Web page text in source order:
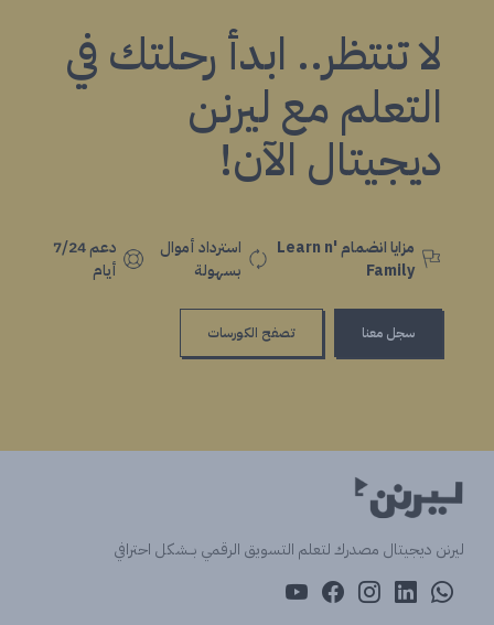
لا تنتظر.. ابدأ رحلتك في
التعلم مع ليرنن
ديجيتال الآن!
مزايا انضمام Learn n'
Family
استرداد أموال
بسهولة
دعم 7/24
أيام
سجل معنا تصفح الكورسات
ليرنن ديجيتال مصدرك لتعلم التسويق الرقمي بــشكل احترافي